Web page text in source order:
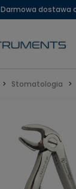
Darmowa dostawa
Stomatologia